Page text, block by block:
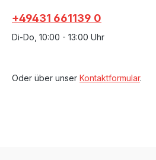
+49431 661139 0
Di-Do, 10:00 - 13:00 Uhr
Oder über unser Kontaktformular.